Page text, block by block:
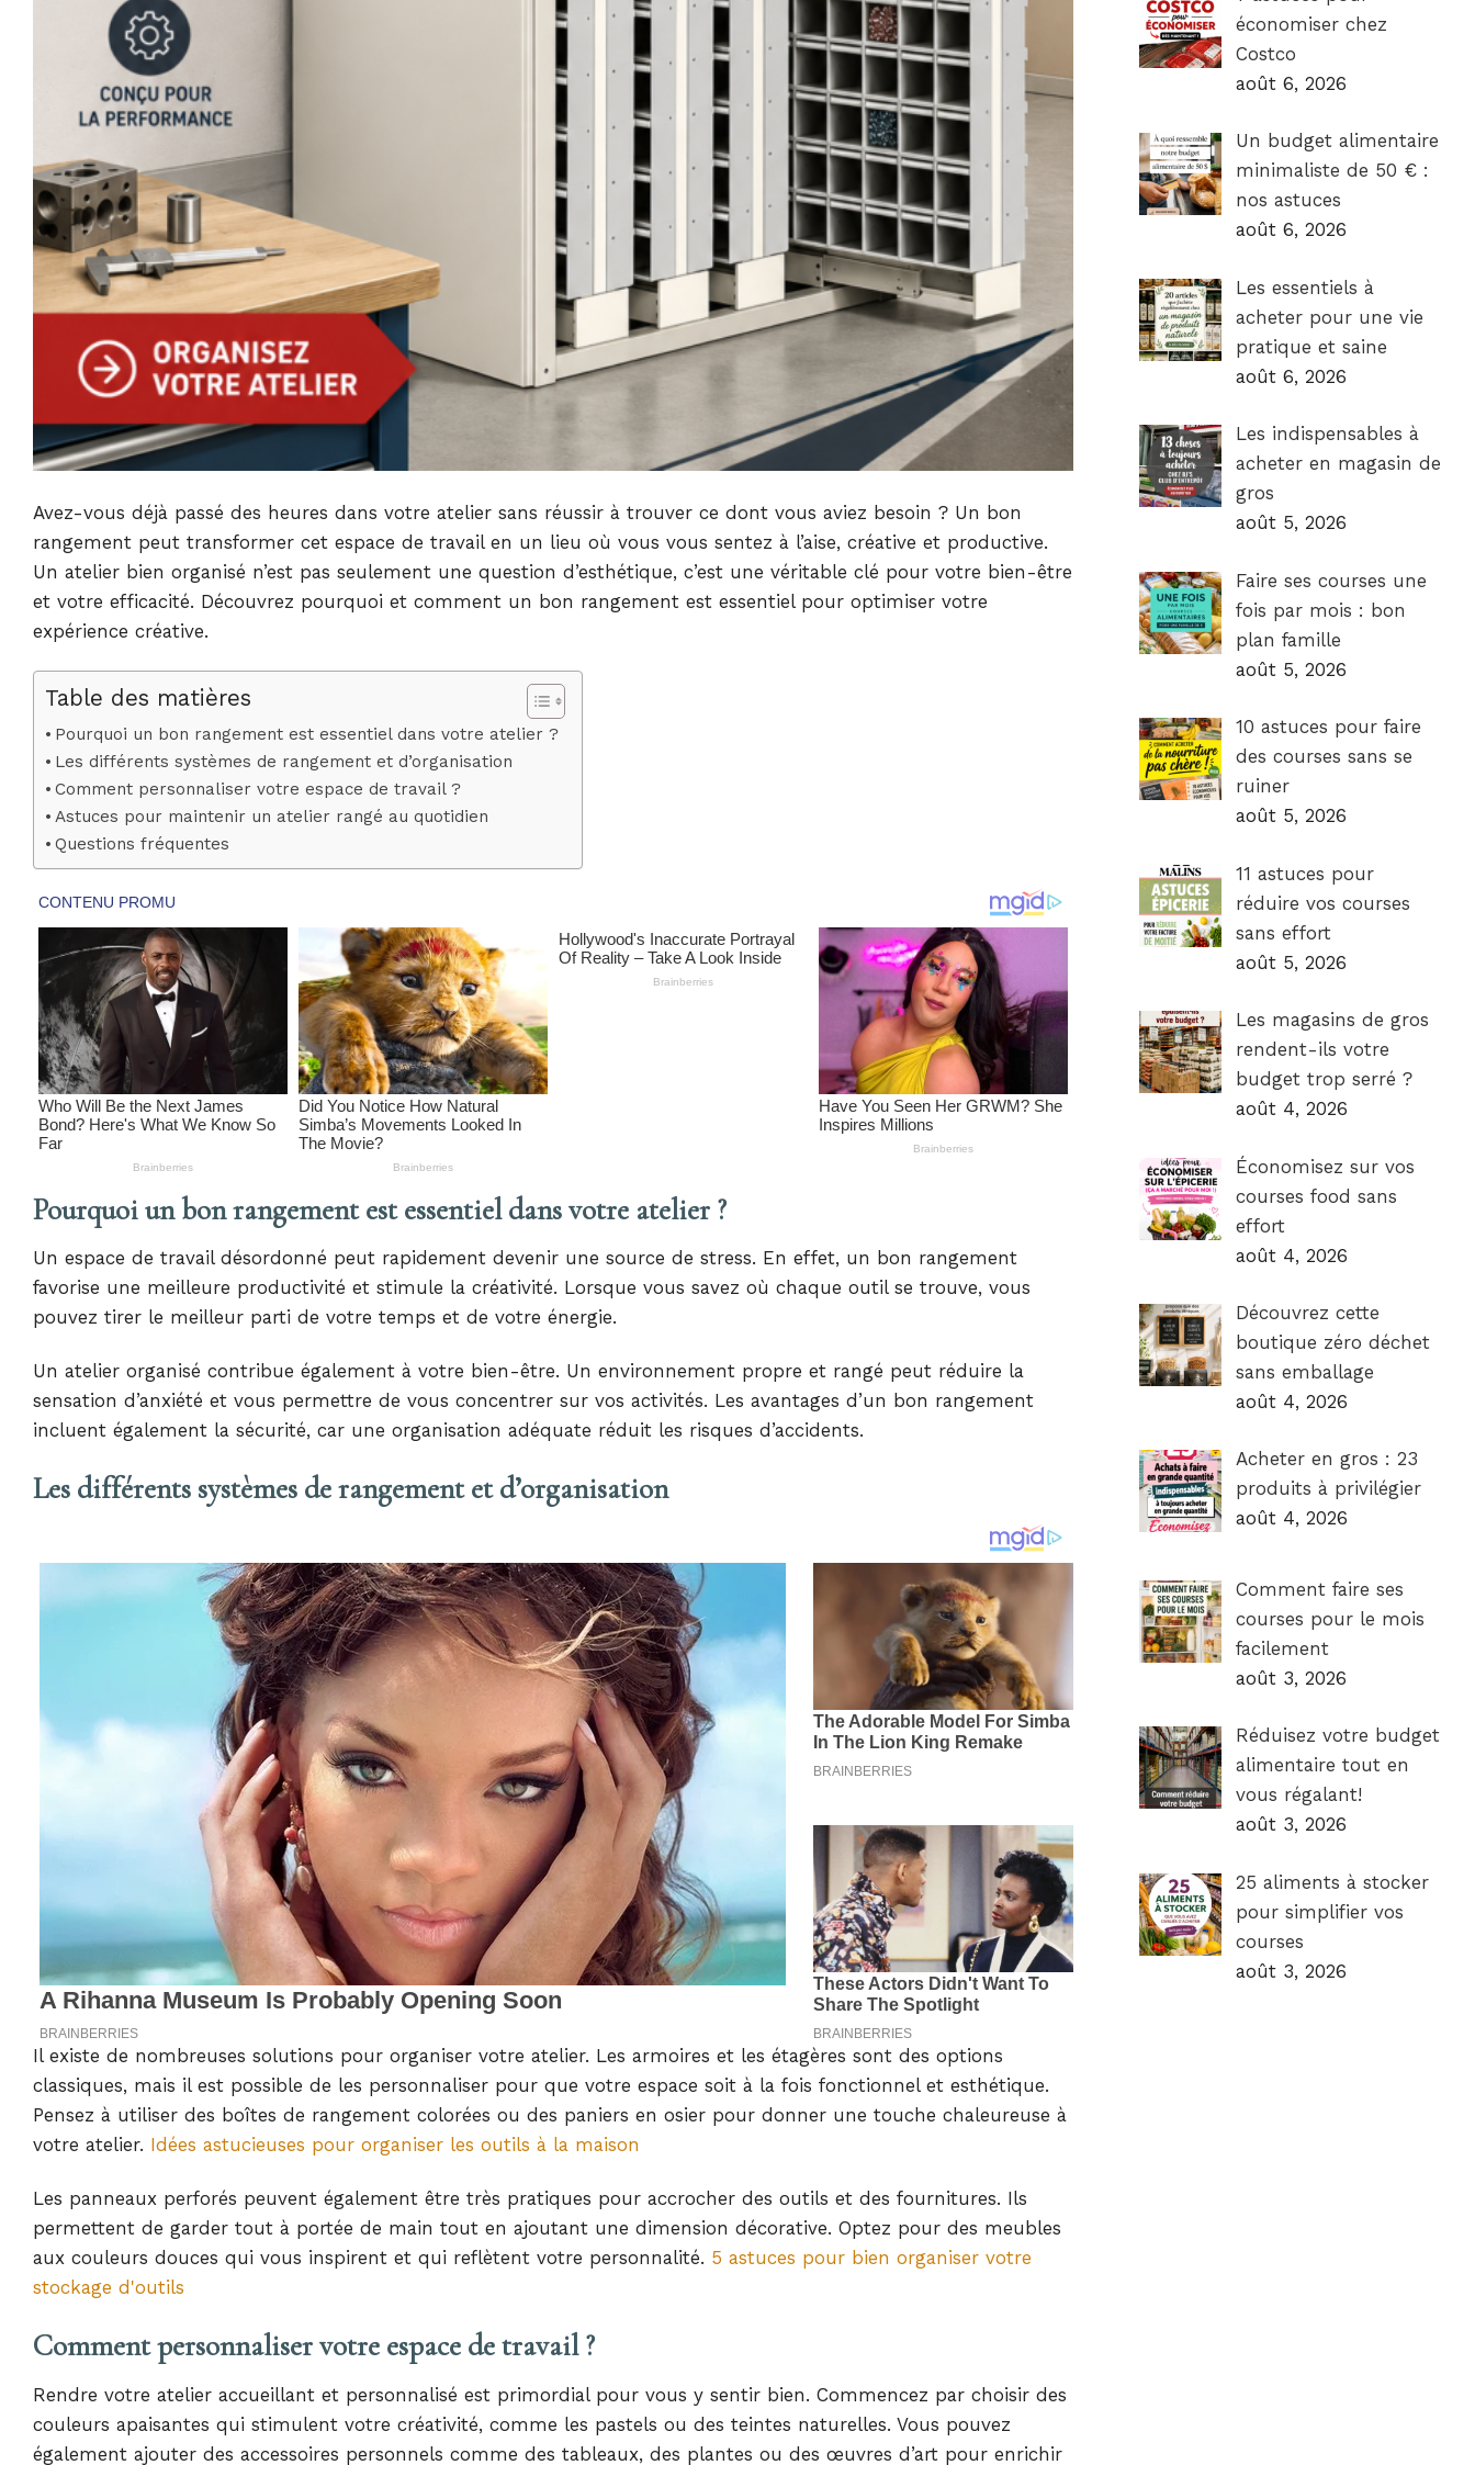
Avez-vous déjà passé des heures dans votre atelier sans réussir à trouver ce dont vous aviez besoin ? Un bon
rangement peut transformer cet espace de travail en un lieu où vous vous sentez à l’aise, créative et productive.
Un atelier bien organisé n’est pas seulement une question d’esthétique, c’est une véritable clé pour votre bien-être
et votre efficacité. Découvrez pourquoi et comment un bon rangement est essentiel pour optimiser votre
expérience créative.
Table des matières
Pourquoi un bon rangement est essentiel dans votre atelier ?
Les différents systèmes de rangement et d’organisation
Comment personnaliser votre espace de travail ?
Astuces pour maintenir un atelier rangé au quotidien
Questions fréquentes
Pourquoi un bon rangement est essentiel dans votre atelier ?
Un espace de travail désordonné peut rapidement devenir une source de stress. En effet, un bon rangement
favorise une meilleure productivité et stimule la créativité. Lorsque vous savez où chaque outil se trouve, vous
pouvez tirer le meilleur parti de votre temps et de votre énergie.
Un atelier organisé contribue également à votre bien-être. Un environnement propre et rangé peut réduire la
sensation d’anxiété et vous permettre de vous concentrer sur vos activités. Les avantages d’un bon rangement
incluent également la sécurité, car une organisation adéquate réduit les risques d’accidents.
Les différents systèmes de rangement et d’organisation
Il existe de nombreuses solutions pour organiser votre atelier. Les armoires et les étagères sont des options
classiques, mais il est possible de les personnaliser pour que votre espace soit à la fois fonctionnel et esthétique.
Pensez à utiliser des boîtes de rangement colorées ou des paniers en osier pour donner une touche chaleureuse à
votre atelier. Idées astucieuses pour organiser les outils à la maison
Les panneaux perforés peuvent également être très pratiques pour accrocher des outils et des fournitures. Ils
permettent de garder tout à portée de main tout en ajoutant une dimension décorative. Optez pour des meubles
aux couleurs douces qui vous inspirent et qui reflètent votre personnalité. 5 astuces pour bien organiser votre
stockage d'outils
Comment personnaliser votre espace de travail ?
Rendre votre atelier accueillant et personnalisé est primordial pour vous y sentir bien. Commencez par choisir des
couleurs apaisantes qui stimulent votre créativité, comme les pastels ou des teintes naturelles. Vous pouvez
également ajouter des accessoires personnels comme des tableaux, des plantes ou des œuvres d’art pour enrichir
économiser chez
Costco
août 6, 2026
Un budget alimentaire
minimaliste de 50 € :
nos astuces
août 6, 2026
Les essentiels à
acheter pour une vie
pratique et saine
août 6, 2026
Les indispensables à
acheter en magasin de
gros
août 5, 2026
Faire ses courses une
fois par mois : bon
plan famille
août 5, 2026
10 astuces pour faire
des courses sans se
ruiner
août 5, 2026
11 astuces pour
réduire vos courses
sans effort
août 5, 2026
Les magasins de gros
rendent-ils votre
budget trop serré ?
août 4, 2026
Économisez sur vos
courses food sans
effort
août 4, 2026
Découvrez cette
boutique zéro déchet
sans emballage
août 4, 2026
Acheter en gros : 23
produits à privilégier
août 4, 2026
Comment faire ses
courses pour le mois
facilement
août 3, 2026
Réduisez votre budget
alimentaire tout en
vous régalant!
août 3, 2026
25 aliments à stocker
pour simplifier vos
courses
août 3, 2026